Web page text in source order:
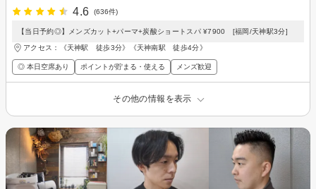
4.6
(636件)
【当日予約◎】メンズカット+パーマ+炭酸ショートスパ ¥7900 [福岡/天神駅3分]
アクセス：《天神駅 徒歩3分》《天神南駅 徒歩4分》
◎ 本日空席あり ポイントが貯まる・使える メンズ歓迎
その他の情報を表示